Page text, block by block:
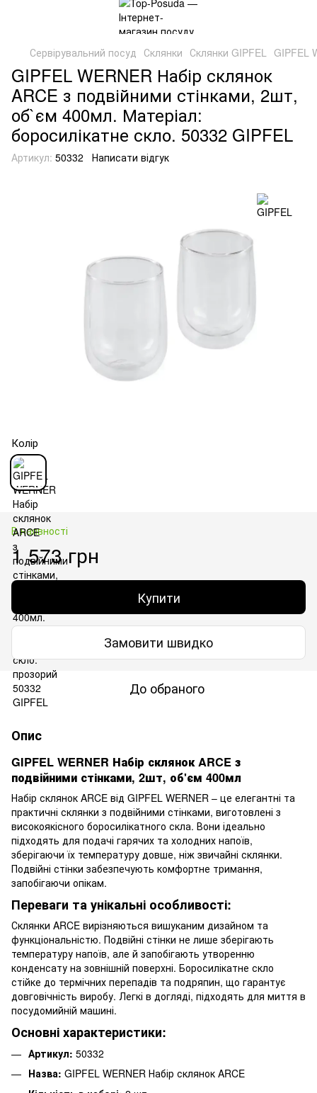
Сервірувальний посуд Склянки Склянки GIPFEL GIPFEL
GIPFEL WERNER Набір склянок
ARCE з подвійними стінками, 2шт,
об`єм 400мл. Матеріал:
боросилікатне скло. 50332 GIPFEL
Артикул: 50332 Написати відгук
Колір
В наявності
1 573 грн
Купити
Замовити швидко
До обраного
Опис
GIPFEL WERNER Набір склянок ARCE з
подвійними стінками, 2шт, об'єм 400мл
Набір склянок ARCE від GIPFEL WERNER – це елегантні та
практичні склянки з подвійними стінками, виготовлені з
високоякісного боросилікатного скла. Вони ідеально
підходять для подачі гарячих та холодних напоїв,
зберігаючи їх температуру довше, ніж звичайні склянки.
Подвійні стінки забезпечують комфортне тримання,
запобігаючи опікам.
Переваги та унікальні особливості:
Склянки ARCE вирізняються вишуканим дизайном та
функціональністю. Подвійні стінки не лише зберігають
температуру напоїв, але й запобігають утворенню
конденсату на зовнішній поверхні. Боросилікатне скло
стійке до термічних перепадів та подряпин, що гарантує
довговічність виробу. Легкі в догляді, підходять для миття в
посудомийній машині.
Основні характеристики:
Артикул: 50332
Назва: GIPFEL WERNER Набір склянок ARCE